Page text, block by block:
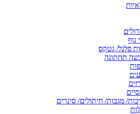
גוף
פלנל/ גטקס
תחתונה
מגבות/ חיתולים/ סינרים